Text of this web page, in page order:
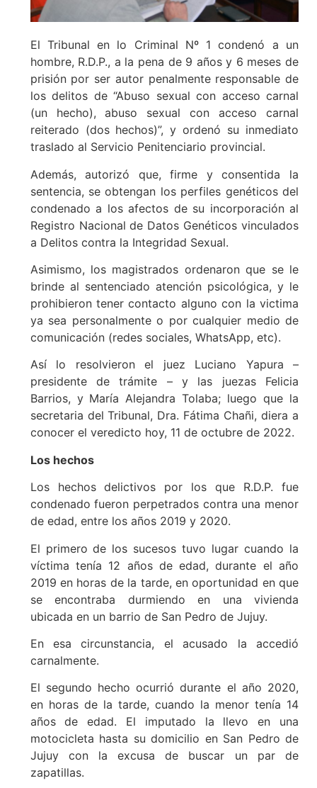
El Tribunal en lo Criminal Nº 1 condenó a un
hombre, R.D.P., a la pena de 9 años y 6 meses de
prisión por ser autor penalmente responsable de
los delitos de “Abuso sexual con acceso carnal
(un hecho), abuso sexual con acceso carnal
reiterado (dos hechos)”, y ordenó su inmediato
traslado al Servicio Penitenciario provincial.
Además, autorizó que, firme y consentida la
sentencia, se obtengan los perfiles genéticos del
condenado a los afectos de su incorporación al
Registro Nacional de Datos Genéticos vinculados
a Delitos contra la Integridad Sexual.
Asimismo, los magistrados ordenaron que se le
brinde al sentenciado atención psicológica, y le
prohibieron tener contacto alguno con la victima
ya sea personalmente o por cualquier medio de
comunicación (redes sociales, WhatsApp, etc).
Así lo resolvieron el juez Luciano Yapura –
presidente de trámite – y las juezas Felicia
Barrios, y María Alejandra Tolaba; luego que la
secretaria del Tribunal, Dra. Fátima Chañi, diera a
conocer el veredicto hoy, 11 de octubre de 2022.
Los hechos
Los hechos delictivos por los que R.D.P. fue
condenado fueron perpetrados contra una menor
de edad, entre los años 2019 y 2020.
El primero de los sucesos tuvo lugar cuando la
víctima tenía 12 años de edad, durante el año
2019 en horas de la tarde, en oportunidad en que
se encontraba durmiendo en una vivienda
ubicada en un barrio de San Pedro de Jujuy.
En esa circunstancia, el acusado la accedió
carnalmente.
El segundo hecho ocurrió durante el año 2020,
en horas de la tarde, cuando la menor tenía 14
años de edad. El imputado la llevo en una
motocicleta hasta su domicilio en San Pedro de
Jujuy con la excusa de buscar un par de
zapatillas.